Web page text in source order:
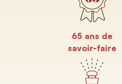
65 ans de
savoir-faire